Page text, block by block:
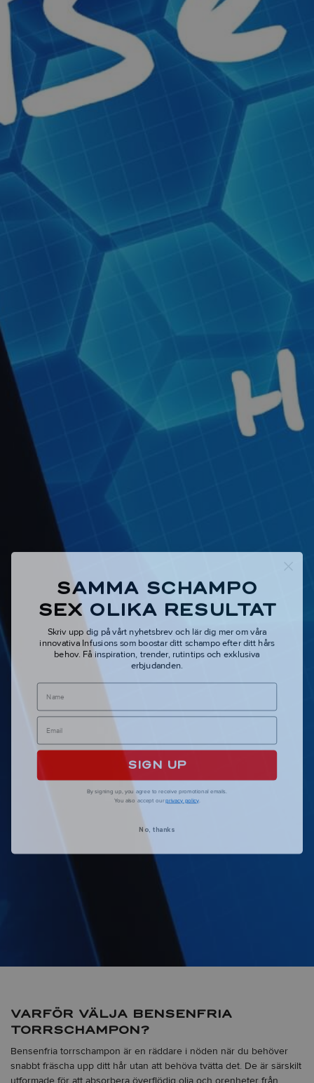
VARFÖR VÄLJA BENSENFRIA
TORRSCHAMPON?
Bensenfria torrschampon är en räddare i nöden när du behöver
snabbt fräscha upp ditt hår utan att behöva tvätta det. De är särskilt
utformade för att absorbera överflödig olja och orenheter från
SAMMA SCHAMPO
SEX OLIKA RESULTAT
Skriv upp dig på vårt nyhetsbrev och lär dig mer om våra
innovativa Infusions som boostar ditt schampo efter ditt hårs
behov. Få inspiration, trender, rutintips och exklusiva
erbjudanden.
SIGN UP
You also accept ourprivacy policy.